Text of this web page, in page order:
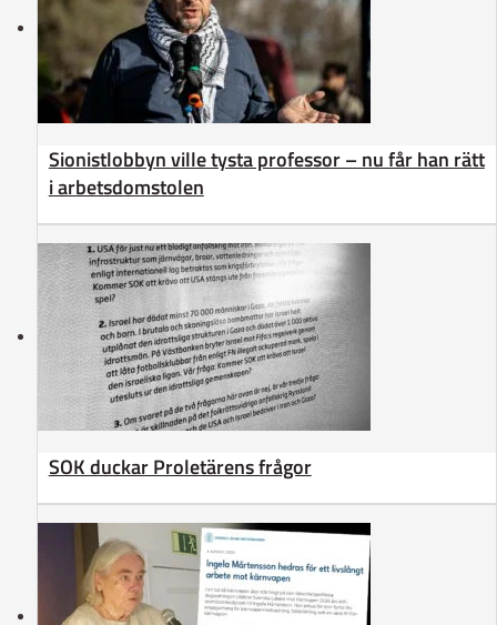
Sionistlobbyn ville tysta professor – nu får han rätt
i arbetsdomstolen
SOK duckar Proletärens frågor